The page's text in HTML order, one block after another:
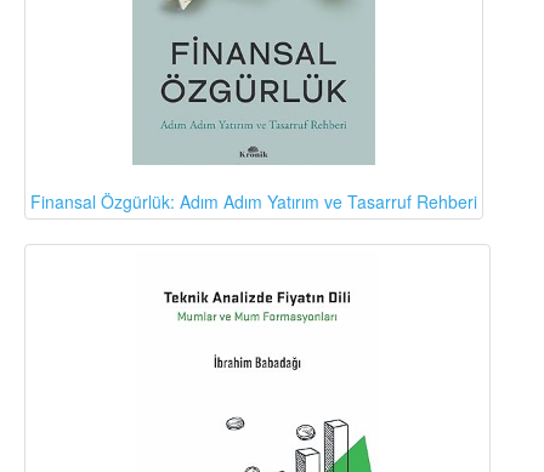
Finansal Özgürlük: Adım Adım Yatırım ve Tasarruf Rehberi